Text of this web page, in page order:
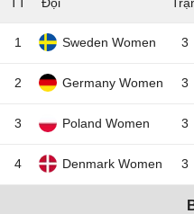
1 Sweden Women 3
2 Germany Women 3
3 Poland Women 3
4 Denmark Women 3